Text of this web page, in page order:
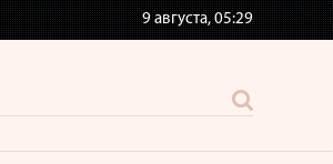
9 августа,05:29